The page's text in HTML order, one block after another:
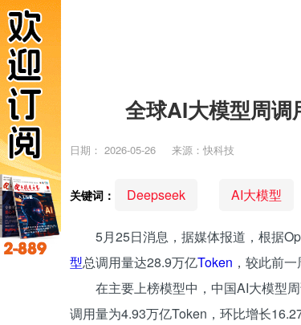
全球AI大模型周
日期： 2026-05-26 来源：快科技
关键词： Deepseek AI大模型
5月25日消息，据媒体报道，根据
型总调用量达28.9万亿Token ，较此前
在主要上榜模型中，中国AI大模型
调用量为4.93万亿Token，环比增长